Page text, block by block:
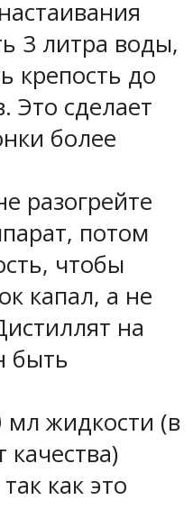
3 литра воды,
крепость до
Это сделает
более
разогрейте
потом
чтобы
капал, а не
на
быть
жидкости (в
качества)
как это